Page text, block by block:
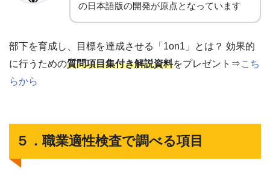
の日本語版の開発が原点となっています
部下を育成し、目標を達成させる「1on1」とは？ 効果的
に行うための質問項目集付き解説資料をプレゼント⇒こち
らから
５．職業適性検査で調べる項目